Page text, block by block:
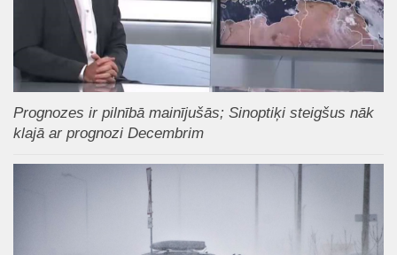
Prognozes ir pilnībā mainījušās; Sinoptiķi steigšus nāk
klajā ar prognozi Decembrim